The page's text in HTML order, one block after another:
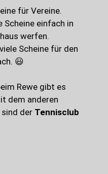
für Vereine.
Scheine einfach in
werfen.
Scheine für den
😃
Rewe gibt es
dem anderen
sind der Tennisclub